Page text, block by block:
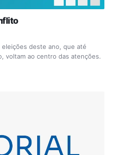
deste ano, que até
voltam ao centro das atenções.